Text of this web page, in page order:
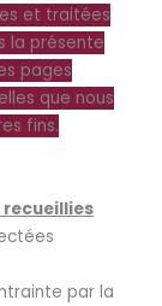
et traitées
la présente
pages
que nous
fins.
recueillies
par la